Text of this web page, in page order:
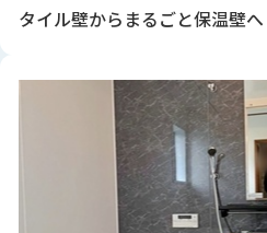
タイル壁からまるごと保温壁へ